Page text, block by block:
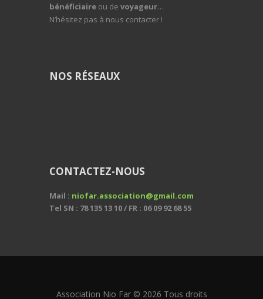
bénéficiaire ou de voyageur…
N’hésitez pas à nous contacter !
NOS RÉSEAUX
CONTACTEZ-NOUS
Mail : niofar.association@gmail.com
Tel SN : 78 135 13 10 / FR : 06 09 92 68 55
Association Nio Far © 2026 Tous droits